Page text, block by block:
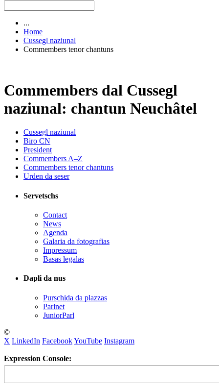
...
Home
Cussegl naziunal
Commembers tenor chantuns
Commembers dal Cussegl
naziunal: chantun Neuchâtel
Cussegl naziunal
Biro CN
President
Commembers A–Z
Commembers tenor chantuns
Urden da seser
Servetschs
Contact
News
Agenda
Galaria da fotografias
Impressum
Basas legalas
Dapli da nus
Purschida da plazzas
Parlnet
JuniorParl
©
X LinkedIn FacebookYouTube Instagram
Expression Console: